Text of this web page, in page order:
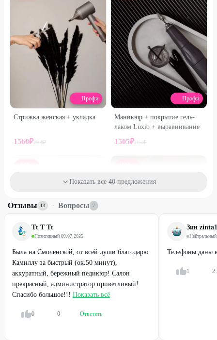
Профи
Стрижка женская + укладка
1560₽2600₽
Профи
Маникюр + покрытие гель-
лаком Luxio + выравнивание
1505₽2150₽
Профи
Японский маникюр + SPA-
1365₽
Профи
Показать все 40 предложения
Отзывы 13 · Вопросы 7
Tt T Tt
Позитивный·09.07.2025
Была на Смоленской, от всей души благодарю
Камиллу за быстрый (ок.50 минут),
аккуратный, бережный педикюр! Салон
прекрасный, администратор приветливый!
Спасибо большое!!! Показать всё
0 0 Ответить
Зин
Нейтральный
Телефоны даны
1 2